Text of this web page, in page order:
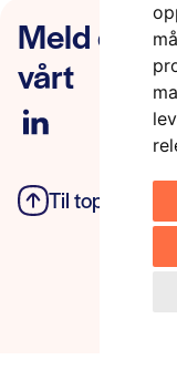
Meld deg
vårt
Til toppen